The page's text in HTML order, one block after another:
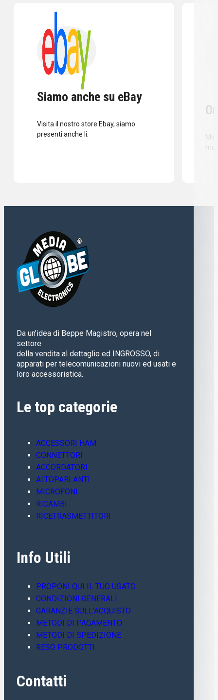
Siamo anche su eBay
Visita il nostro store Ebay, siamo
presenti anche li.
Da un’idea di Beppe Magistro, opera nel
settore
della vendita al dettaglio ed INGROSSO, di
apparati per telecomunicazioni nuovi ed usati e
loro accessoristica.
Le top categorie
ACCESSORI HAM
CONNETTORI
ACCORDATORI
ALTOPARLANTI
MICROFONI
RICAMBI
RICETRASMETTITORI
Info Utili
PROPONI QUI IL TUO USATO
CONDIZIONI GENERALI
GARANZIE SULL’ACQUISTO
METODI DI PAGAMENTO
METODI DI SPEDIZIONE
RESO PRODOTTI
Contatti